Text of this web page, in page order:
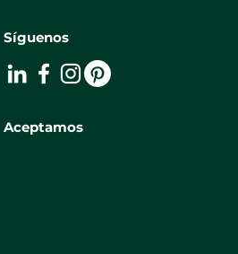
Síguenos
Aceptamos